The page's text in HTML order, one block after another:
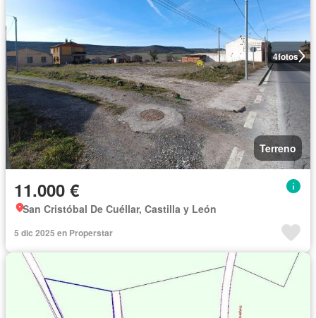
4fotos
Terreno
11.000 €
San Cristóbal De Cuéllar, Castilla y León
5 dic 2025 en Properstar